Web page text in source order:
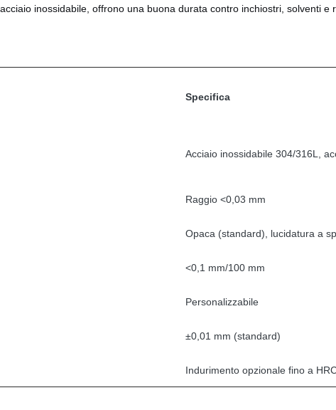
inossidabile, offrono una buona durata contro inchiostri, solventi e
Specifica
Acciaio inossidabile 304/316L,
Raggio <0,03 mm
Opaca (standard), lucidatura a
<0,1 mm/100 mm
Personalizzabile
±0,01 mm (standard)
Indurimento opzionale fino a